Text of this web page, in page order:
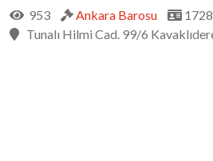
953 Ankara Barosu
Tunalı Hilmi Cad. 99/6